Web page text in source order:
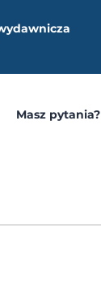
Masz pytania?